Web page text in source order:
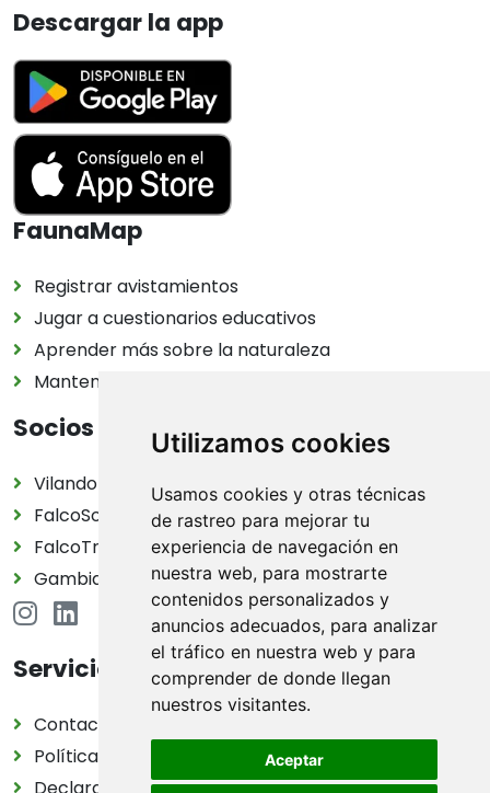
Utilizamos cookies
Usamos cookies y otras técnicas
de rastreo para mejorar tu
experiencia de navegación en
nuestra web, para mostrarte
contenidos personalizados y
anuncios adecuados, para analizar
el tráfico en nuestra web y para
comprender de donde llegan
nuestros visitantes.
Aceptar
Descargar la app
FaunaMap
Registrar avistamientos
Jugar a cuestionarios educativos
Aprender más sobre la naturaleza
Mantener tu lista de vida personal
Socios
Vilando Vakantiehuizen
FalcoSolutions
FalcoTravel
Gambia Birding Tours
Servicio
Contacto
Política de privacidad
Declaración de cookies